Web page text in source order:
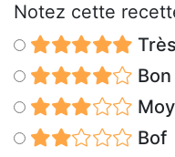
Notez cette
Bon
Bof